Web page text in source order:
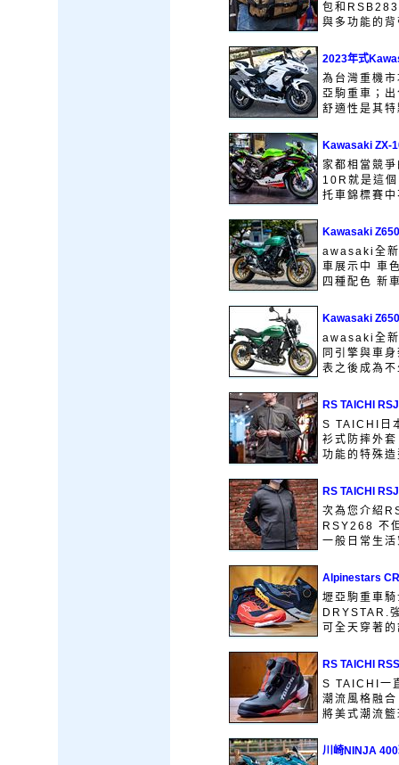
包和
與多功能的
2023年式
為台灣重機
亞駒重車；
舒適性是其
Kawasaki ZX-
家都相當競
10R就是這
托車錦標賽
Kawasaki
awasaki全新
車展示中 車
四種配色 新
Kawasaki
awasaki全
同引擎與車
表之後成為
RS TAICHI
S TAICHI日
衫式防摔外
功能的特殊
RS TAICHI
次為您介紹
RSY268 不
一般日常生
Alpinestars
壢亞駒重車
DRYSTAR.
可全天穿著
RS TAICHI
S TAICHI一
潮流風格融
將美式潮流
川崎NINJA